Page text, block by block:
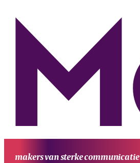
makers van sterke communicatie